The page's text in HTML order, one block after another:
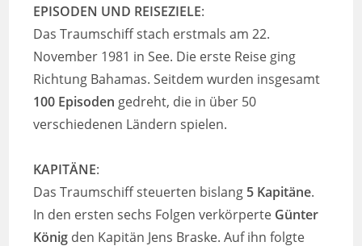
EPISODEN UND REISEZIELE:
Das Traumschiff stach erstmals am 22.
November 1981 in See. Die erste Reise ging
Richtung Bahamas. Seitdem wurden insgesamt
100 Episoden gedreht, die in über 50
verschiedenen Ländern spielen.
KAPITÄNE:
Das Traumschiff steuerten bislang 5 Kapitäne.
In den ersten sechs Folgen verkörperte Günter
König den Kapitän Jens Braske. Auf ihn folgte